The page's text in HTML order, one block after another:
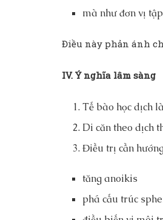
mà như đơn vị
Điều này phản ánh
IV. Ý nghĩa lâm sàng
Tế bào học dịch
Di căn theo dịch
Điều trị cần
tăng anoikis
phá cấu trúc